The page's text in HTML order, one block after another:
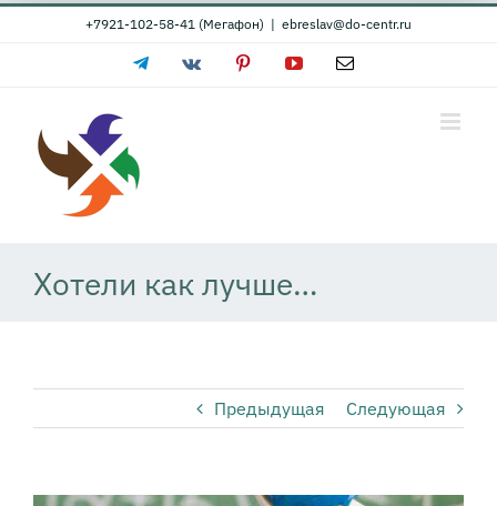
Skip
+7921-102-58-41 (Мегафон) | ebreslav@do-centr.ru
TelegramVk PinterestYouTubeEmail
Хотели как лучше…
Предыдущая Следующая